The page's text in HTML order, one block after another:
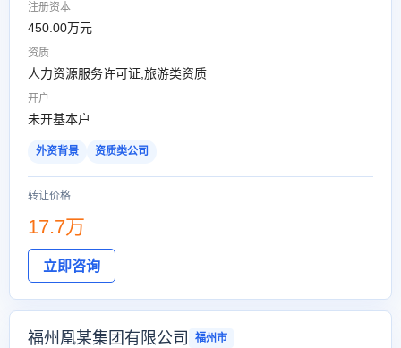
注册资本
450.00万元
资质
人力资源服务许可证,旅游类资质
开户
未开基本户
外资背景 资质类公司
转让价格
17.7万
立即咨询
福州凰某集团有限公司 福州市